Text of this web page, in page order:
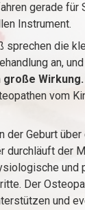
gerade für
Instrument.
sprechen die
an, und
große Wirkung.
vom
der Geburt
durchläuft der
und
Der
und